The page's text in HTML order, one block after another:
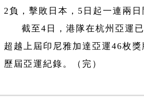
2負，擊敗日本，5日起一連兩日
截至4日，港隊在杭州亞運
超越上屆印尼雅加達亞運46枚
歷屆亞運紀錄。（完）